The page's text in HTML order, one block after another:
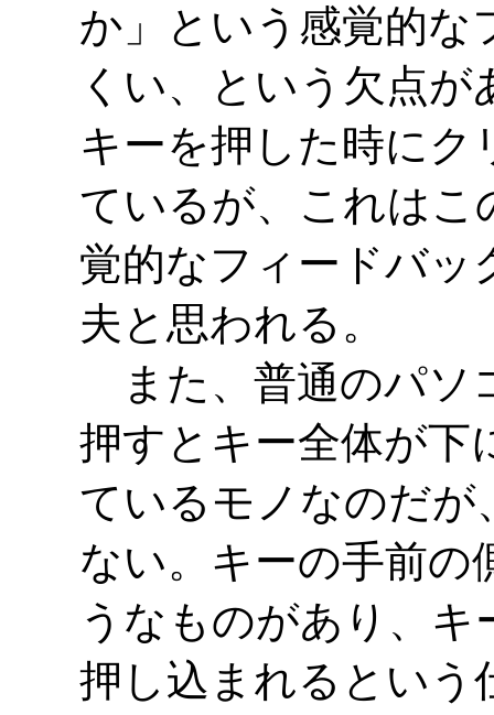
か」という感覚的な
くい、という欠点が
キーを押した時に
ているが、これはこ
覚的なフィードバッ
夫と思われる。
また、普通のパソ
押すとキー全体が下
ているモノなのだが
ない。キーの手前の
うなものがあり、
押し込まれるという